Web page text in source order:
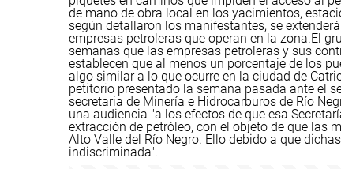
de mano de obra local en los yacimientos,
según detallaron los manifestantes, se
empresas petroleras que operan en la zona.El
semanas que las empresas petroleras y sus
establecen que al menos un porcentaje de los
algo similar a lo que ocurre en la ciudad de
petitorio presentado la semana pasada ante el
secretaria de Minería e Hidrocarburos de Río
una audiencia "a los efectos de que esa
extracción de petróleo, con el objeto de que las
Alto Valle del Río Negro. Ello debido a que
indiscriminada".